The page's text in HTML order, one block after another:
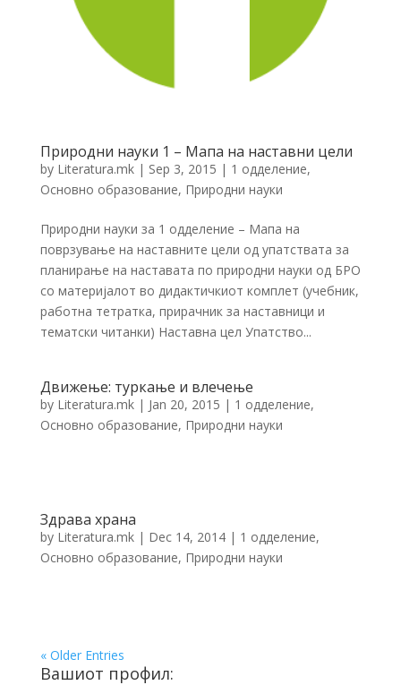
Природни науки 1 – Мапа на наставни цели
by Literatura.mk| Sep 3, 2015 | 1 одделение,
Основно образование, Природни науки
Природни науки за 1 одделение – Мапа на
поврзување на наставните цели од упатствата за
планирање на наставата по природни науки од БРО
со материјалот во дидактичкиот комплет (учебник,
работна тетратка, прирачник за наставници и
тематски читанки) Наставна цел Упатство...
Движење: туркање и влечење
by Literatura.mk| Jan 20, 2015 | 1 одделение,
Основно образование, Природни науки
Здрава храна
by Literatura.mk| Dec 14, 2014| 1 одделение,
Основно образование, Природни науки
« Older Entries
Вашиот профил: